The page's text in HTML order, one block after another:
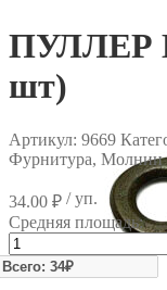
ПУЛЛЕР
шт)
Артикул: 9669
Фурнитура, Молнии
34.00 ₽ / уп.
Средняя площадь:
Количество
товара
ПУЛЛЕР